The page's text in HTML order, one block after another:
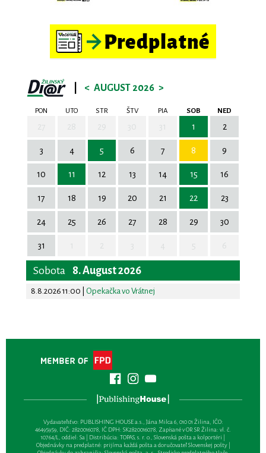
< AUGUST 2026 >
PON UTO STR ŠTV PIA SOB NED
1 2
3 4 5 6 7 8 9
10 11 12 13 14 15 16
17 18 19 20 21 22 23
24 25 26 27 28 29 30
31
Sobota 8. August 2026
8.8.2026 11:00 Opekačka vo Vrátnej
Vydavateľsťvo: PUBLISHING HOUSE a.s., Jána Milca 6, 010 01 Žilina, IČO:
46495959, DIČ: 2820016078, IČ DPH: SK2820016078, Zapísané v OR SR Žilina: vl. č.
10764/L, oddiel: Sa | Distribúcia: TOPAS, s. r. o., Slovenská pošta a kolportéri |
Objednávky na predplatné: prijíma každá pošta a doručovateľ Slovenskej pošty |